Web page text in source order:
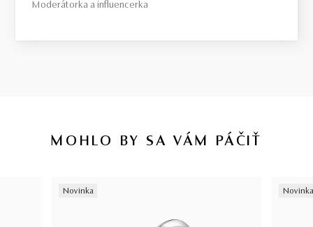
Moderátorka a influencerka
MOHLO BY SA VÁM PÁČIŤ
Novinka Novinka